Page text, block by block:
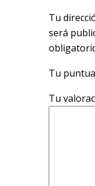
Tu
será
Tu
Tu